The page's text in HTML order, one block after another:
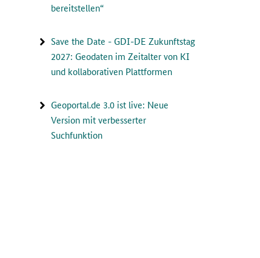
bereitstellen“
Save the Date - GDI-DE Zukunftstag
2027: Geodaten im Zeitalter von KI
und kollaborativen Plattformen
Geoportal.de 3.0 ist live: Neue
Version mit verbesserter
Suchfunktion